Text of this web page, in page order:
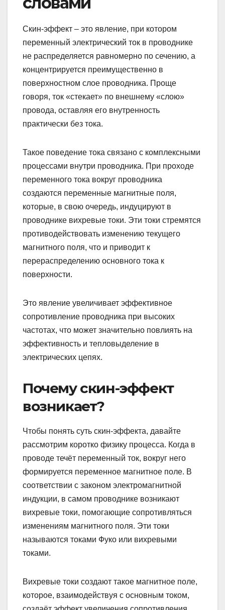
Скин-эффект – это явление, при котором
переменный электрический ток в проводнике
не распределяется равномерно по сечению, а
концентрируется преимущественно в
поверхностном слое проводника. Проще
говоря, ток «стекает» по внешнему «слою»
провода, оставляя его внутренность
практически без тока.
Такое поведение тока связано с комплексными
процессами внутри проводника. При проходе
переменного тока вокруг проводника
создаются переменные магнитные поля,
которые, в свою очередь, индуцируют в
проводнике вихревые токи. Эти токи стремятся
противодействовать изменению текущего
магнитного поля, что и приводит к
перераспределению основного тока к
поверхности.
Это явление увеличивает эффективное
сопротивление проводника при высоких
частотах, что может значительно повлиять на
эффективность и тепловыделение в
электрических цепях.
Почему скин-эффект
возникает?
Чтобы понять суть скин-эффекта, давайте
рассмотрим коротко физику процесса. Когда в
проводе течёт переменный ток, вокруг него
формируется переменное магнитное поле. В
соответствии с законом электромагнитной
индукции, в самом проводнике возникают
вихревые токи, помогающие сопротивляться
изменениям магнитного поля. Эти токи
называются токами Фуко или вихревыми
токами.
Вихревые токи создают такое магнитное поле,
которое, взаимодействуя с основным током,